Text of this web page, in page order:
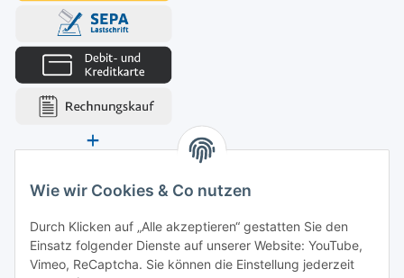
Wie wir Cookies & Co nutzen
Durch Klicken auf „Alle akzeptieren“ gestatten Sie den
Einsatz folgender Dienste auf unserer Website: YouTube,
Vimeo, ReCaptcha. Sie können die Einstellung jederzeit